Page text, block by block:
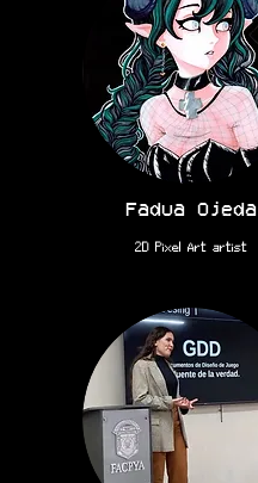
Fadua Ojeda
2D Pixel Art artist